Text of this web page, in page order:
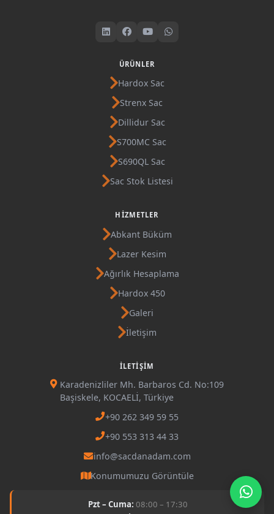
ÜRÜNLER
Hardox Sac
Strenx Sac
Dillidur Sac
S700MC Sac
S690QL Sac
Sac Stok Listesi
HIZMETLER
Abkant Büküm
Lazer Kesim
Ağırlık Hesaplama
Hardox 450
Galeri
İletişim
İLETIŞIM
Karadenizliler Mh. Barbaros Cd. No:109
Başiskele, KOCAELİ, Türkiye
+90 262 349 59 55
+90 553 313 44 33
info@sacdanadam.com
Konumumuzu Görüntüle
Pzt – Cuma: 08:00 – 17:30